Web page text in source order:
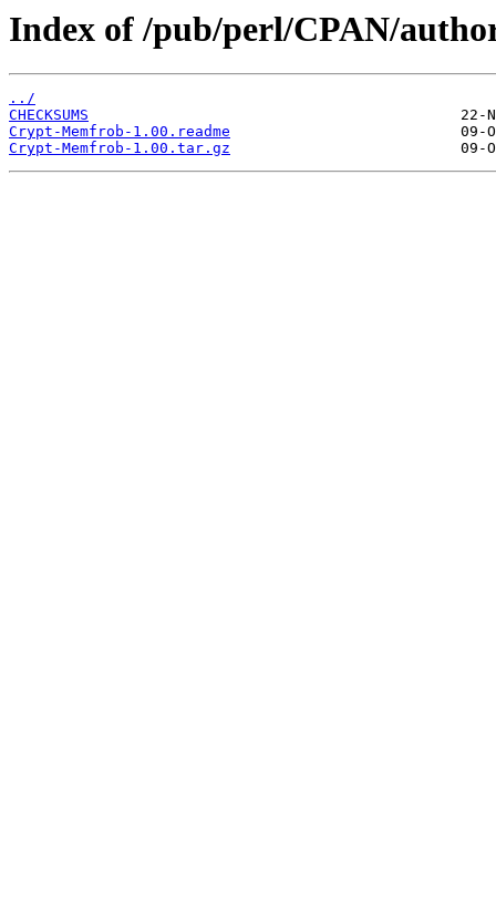
Index of /pub/perl/CPAN/
../
CHECKSUMS
Crypt-Memfrob-1.00.readme
Crypt-Memfrob-1.00.tar.gz